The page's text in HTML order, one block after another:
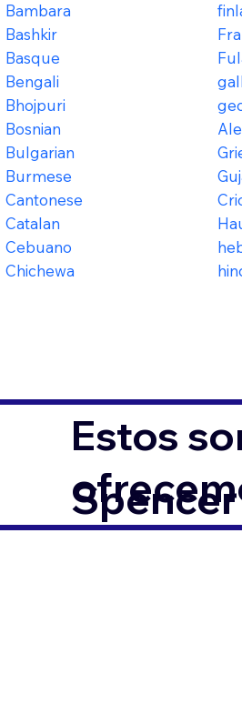
Bambara
Bashkir
Basque
Bengali
Bhojpuri
Bosnian
Bulgarian
Burmese
Cantonese
Catalan
Cebuano
Chichewa
Estos